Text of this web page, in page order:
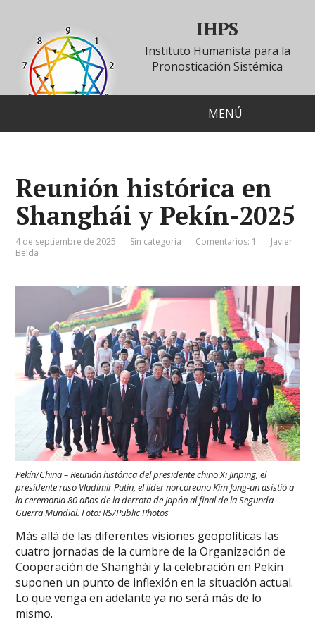
IHPS
Instituto Humanista para la
Pronosticación Sistémica
MENÚ
Reunión histórica en
Shanghái y Pekín-2025
4 de septiembre de 2025 Sin categoría Comentarios: 1
Javier
Belda
Pekín/China – Reunión histórica del presidente chino Xi Jinping, el
presidente ruso Vladimir Putin, el líder norcoreano Kim Jong-un asistió a
la ceremonia 80 años de la derrota de Japón al final de la Segunda
Guerra Mundial. Foto: RS/Public Photos
Más allá de las diferentes visiones geopolíticas las
cuatro jornadas de la cumbre de la Organización de
Cooperación de Shanghái y la celebración en Pekín
suponen un punto de inflexión en la situación actual.
Lo que venga en adelante ya no será más de lo
mismo.